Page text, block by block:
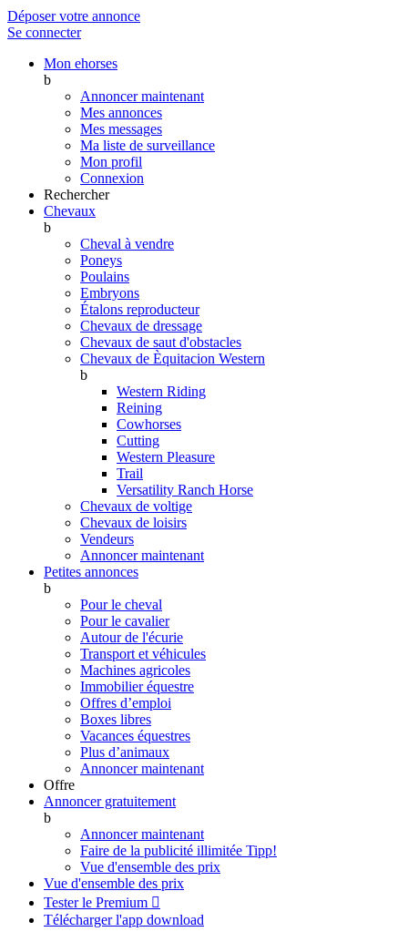
Déposer votre annonce
Se connecter
Mon ehorses
b
Annoncer maintenant
Mes annonces
Mes messages
Ma liste de surveillance
Mon profil
Connexion
Rechercher
Chevaux
b
Cheval à vendre
Poneys
Poulains
Embryons
Étalons reproducteur
Chevaux de dressage
Chevaux de saut d'obstacles
Chevaux de Èquitacion Western
b
Western Riding
Reining
Cowhorses
Cutting
Western Pleasure
Trail
Versatility Ranch Horse
Chevaux de voltige
Chevaux de loisirs
Vendeurs
Annoncer maintenant
Petites annonces
b
Pour le cheval
Pour le cavalier
Autour de l'écurie
Transport et véhicules
Machines agricoles
Immobilier équestre
Offres d’emploi
Boxes libres
Vacances équestres
Plus d’animaux
Annoncer maintenant
Offre
Annoncer gratuitement
b
Annoncer maintenant
Faire de la publicité illimitée Tipp!
Vue d'ensemble des prix
Vue d'ensemble des prix
Tester le Premium 
Télécharger l'app download